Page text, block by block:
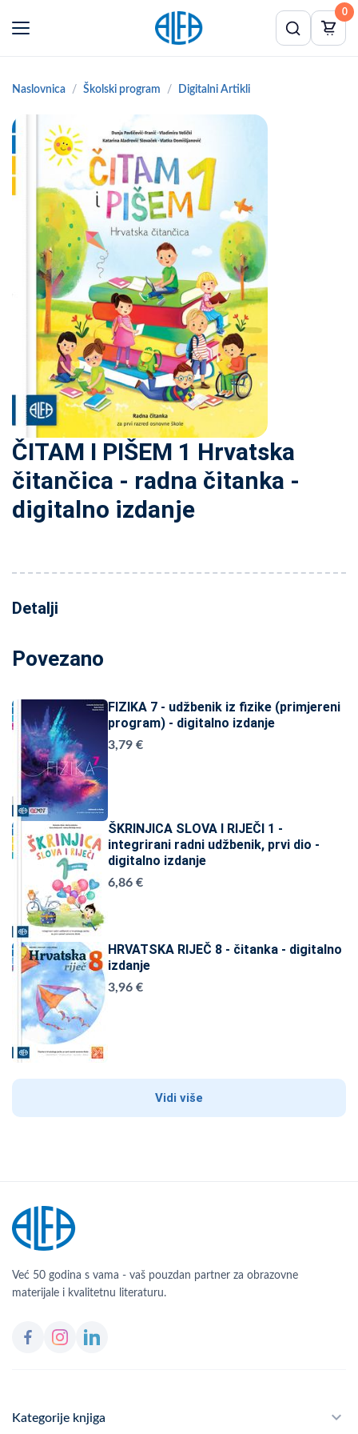
0
Naslovnica Školski program Digitalni Artikli
ČITAM I PIŠEM 1 Hrvatska
čitančica - radna čitanka -
digitalno izdanje
Detalji
Povezano
FIZIKA 7 - udžbenik iz fizike (primjereni
program) - digitalno izdanje
3,79 €
ŠKRINJICA SLOVA I RIJEČI 1 -
integrirani radni udžbenik, prvi dio -
digitalno izdanje
6,86 €
HRVATSKA RIJEČ 8 - čitanka - digitalno
izdanje
3,96 €
Vidi više
Već 50 godina s vama - vaš pouzdan partner za obrazovne
materijale i kvalitetnu literaturu.
Kategorije knjiga